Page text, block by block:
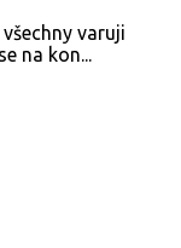
varuji
na kon...